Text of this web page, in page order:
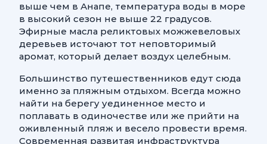
выше чем в Анапе, температура воды в море
в высокий сезон не выше 22 градусов.
Эфирные масла реликтовых можжевеловых
деревьев источают тот неповторимый
аромат, который делает воздух целебным.
Большинство путешественников едут сюда
именно за пляжным отдыхом. Всегда можно
найти на берегу уединенное место и
поплавать в одиночестве или же прийти на
оживленный пляж и весело провести время.
Современная развитая инфраструктура